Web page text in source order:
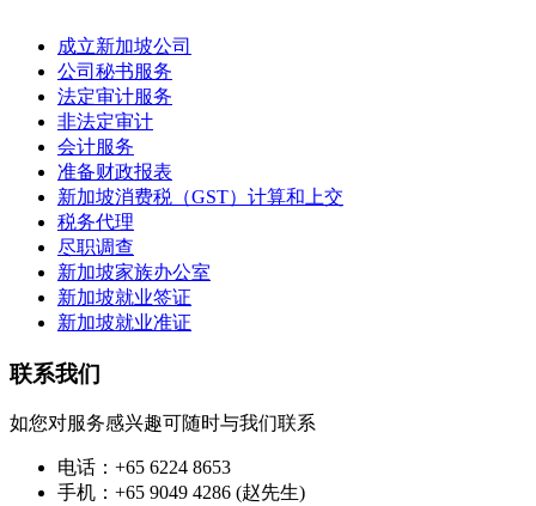
成立新加坡公司
公司秘书服务
法定审计服务
非法定审计
会计服务
准备财政报表
新加坡消费税（GST）计算和上交
税务代理
尽职调查
新加坡家族办公室
新加坡就业签证
新加坡就业准证
联系我们
如您对服务感兴趣可随时与我们联系
电话：+65 6224 8653
手机：+65 9049 4286 (赵先生)